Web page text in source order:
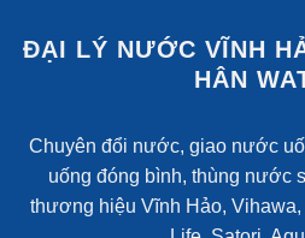
ĐẠI LÝ NƯỚC VĨNH
HÂN
Chuyên đổi nước, giao nước
uống đóng bình, thùng nước
thương hiệu Vĩnh Hảo,